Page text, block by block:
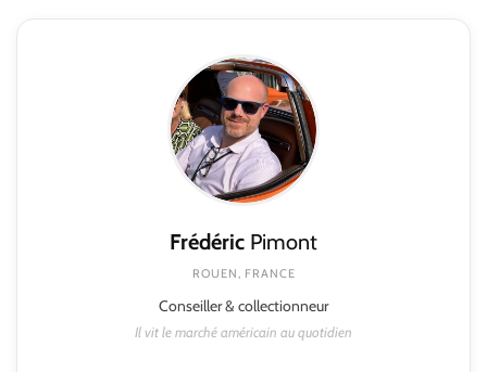
Frédéric Pimont
ROUEN, FRANCE
Conseiller & collectionneur
Il vit le marché américain au quotidien